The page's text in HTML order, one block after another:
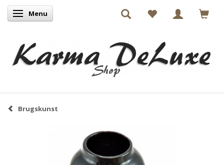
Skifte navigation
Menu
Brugskunst